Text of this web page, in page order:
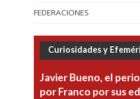
FEDERACIONES
Curiosidades y
Javier Bueno, el
por Franco por sus